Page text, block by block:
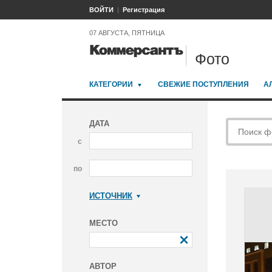
ВОЙТИ Регистрация
07 АВГУСТА, ПЯТНИЦА
Фото
КАТЕГОРИИ СВЕЖИЕ ПОСТУПЛЕНИЯ
ДАТА
с
по
ИСТОЧНИК
МЕСТО
АВТОР